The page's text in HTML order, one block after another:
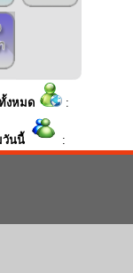
งหมด :
นนี้ :